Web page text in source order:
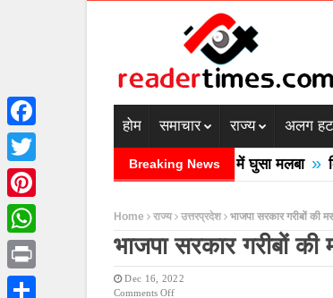
होम समाचार राज्य अलग
Breaking News
में बादल फटने से तीन की मौत घरों में घुसा मलबा » क्रिकेट
Home राज्य उत्तरप्रदेश भाजपा सरकार गरीबों की
भाजपा सरकार गरीबों की
Dec 16, 2022
Comments OffOn
Facebook
Twitter
Pinterest
WhatsApp
Print